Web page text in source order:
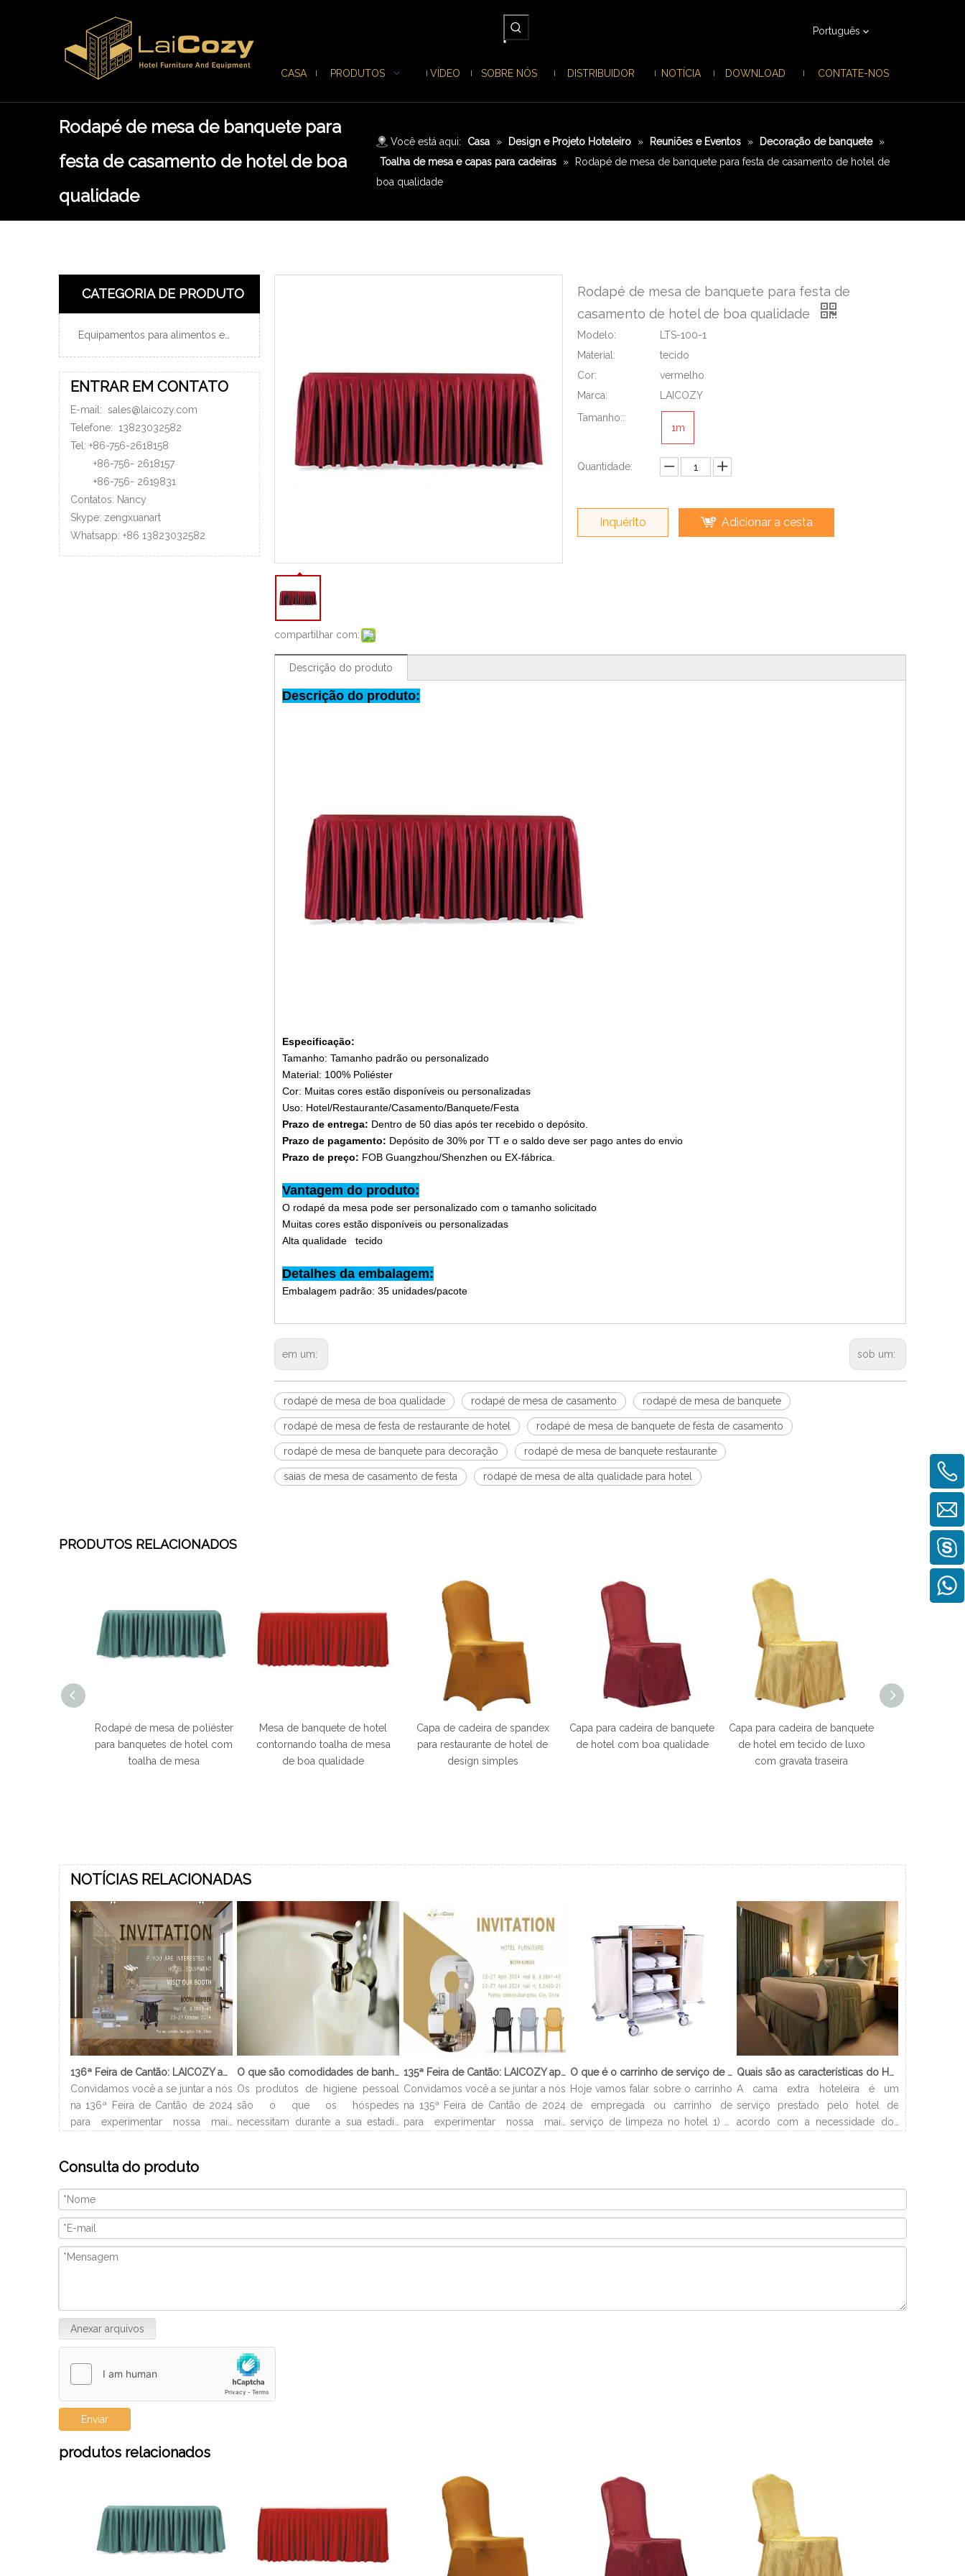
Português
CASA PRODUTOS VÍDEO SOBRE NÓS DISTRIBUIDOR NOTÍCIA DOWNLOAD CONTATE-NOS
Rodapé de mesa de banquete para
festa de casamento de hotel de boa
qualidade
Você está aqui: Casa » Design e Projeto Hoteleiro » Reuniões e Eventos » Decoração de banquete
»
Toalha de mesa e capas para cadeiras
»
Rodapé de mesa de banquete para festa de casamento de hotel de
boa qualidade
CATEGORIA DE PRODUTO
ENTRAR EM CONTATO
E-mail: sales@laicozy.com
Telefone: 13823032582
Tel: +86-756-2618158
+86-756- 2618157
+86-756- 2619831
Contatos: Nancy
Skype: zengxuanart
Whatsapp: +86 13823032582
compartilhar com:
Rodapé de mesa de banquete para festa de
casamento de hotel de boa qualidade
Modelo:
LTS-100-1
Material:
tecido
Cor:
vermelho
Marca:
LAICOZY
Tamanho::
1m
Quantidade:
Inquérito Adicionar a cesta
Descrição do produto
Descrição do produto:
Especificação:
Tamanho: Tamanho padrão ou personalizado
Material: 100% Poliéster
Cor: Muitas cores estão disponíveis ou personalizadas
Uso: Hotel/Restaurante/Casamento/Banquete/Festa
Prazo de entrega: Dentro de 50 dias após ter recebido o depósito.
Prazo de pagamento: Depósito de 30% por TT e o saldo deve ser pago antes do envio
Prazo de preço: FOB Guangzhou/Shenzhen ou EX-fábrica.
Vantagem do produto:
O rodapé da mesa pode ser personalizado com o tamanho solicitado
Muitas cores estão disponíveis ou personalizadas
Alta qualidade tecido
Detalhes da embalagem:
Embalagem padrão: 35 unidades/pacote
em um: sob um:
rodapé de mesa de boa qualidade rodapé de mesa de casamento rodapé de mesa de banquete
rodapé de mesa de festa de restaurante de hotel rodapé de mesa de banquete de festa de casamento
rodapé de mesa de banquete para decoração rodapé de mesa de banquete restaurante
saias de mesa de casamento de festa rodapé de mesa de alta qualidade para hotel
PRODUTOS RELACIONADOS
Rodapé de mesa de poliéster
para banquetes de hotel com
toalha de mesa
Mesa de banquete de hotel
contornando toalha de mesa
de boa qualidade
Capa de cadeira de spandex
para restaurante de hotel de
design simples
Capa para cadeira de banquete
de hotel com boa qualidade
Capa para cadeira de banquete
de hotel em tecido de luxo
com gravata traseira
NOTÍCIAS RELACIONADAS
136ª Feira de Cantão: LAICOZY apresenta o futuro dos móveis para hotéis e utensílios de buffet
Convidamos você a se juntar a nós
na 136ª Feira de Cantão de 2024
para experimentar nossa mais
Estamos ansiosos para nos
conectar com profissionais da
indústria, construir novos
relacionamentos e compartilhar
nossa paixão por artesanato de
qualidade e design inovador. Nós
O que são comodidades de banheiro?
Os produtos de higiene pessoal
são o que os hóspedes
necessitam durante a sua estadia
Dependendo do tipo de quarto,
são diferentes e podem incluir
pequenos xampu, loção corporal,
135ª Feira de Cantão: LAICOZY apresenta o futuro dos móveis para hotéis e utensílios de buffet
Convidamos você a se juntar a nós
na 135ª Feira de Cantão de 2024
para experimentar nossa mais
conectar com profissionais da
relacionamentos e compartilhar
nossa paixão por artesanato de
O que é o carrinho de serviço de limpeza?
Hoje vamos falar sobre o carrinho
de empregada ou carrinho de
serviço de limpeza no hotel 1) O
estocar todos os suprimentos
acordo com o número de quartos
alocados exigidos pelo
Quais são as características do Hotel Cama Extra?
A cama extra hoteleira é um
serviço prestado pelo hotel de
acordo com a necessidade dos
de acomodação dos clientes. E
procedimentos de camas extras
em hotéis.
Consulta do produto
Anexar arquivos
Enviar
produtos relacionados